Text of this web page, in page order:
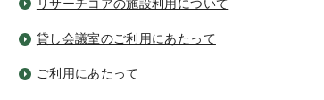
リサーチコアの施設利用について
貸し会議室のご利用にあたって
ご利用にあたって